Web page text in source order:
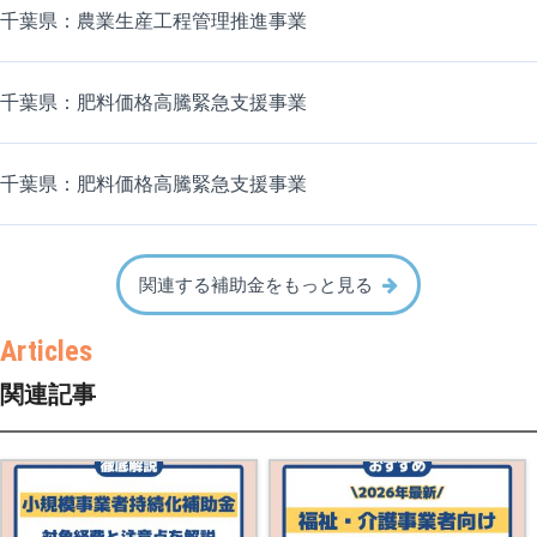
千葉県：農業生産工程管理推進事業
千葉県：肥料価格高騰緊急支援事業
千葉県：肥料価格高騰緊急支援事業
関連する補助金をもっと見る
関連記事